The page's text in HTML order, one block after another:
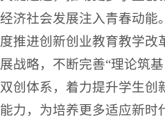
经济社会发展注入青春动能
度推进创新创业教育教学改
展战略，不断完善“理论筑
双创体系，着力提升学生创
能力，为培养更多适应新时